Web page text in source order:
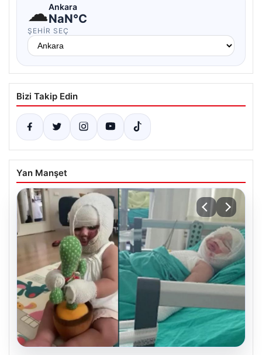
☁Ankara
NaN°C
ŞEHIR SEÇ
Bizi Takip Edin
Yan Manşet